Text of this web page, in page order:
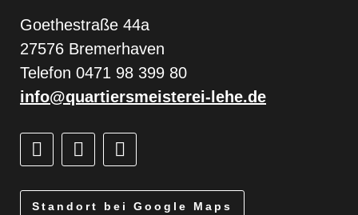
Goethestraße 44a
27576 Bremerhaven
Telefon 0471 98 399 80
info@quartiersmeisterei-lehe.de
Standort bei Google Maps